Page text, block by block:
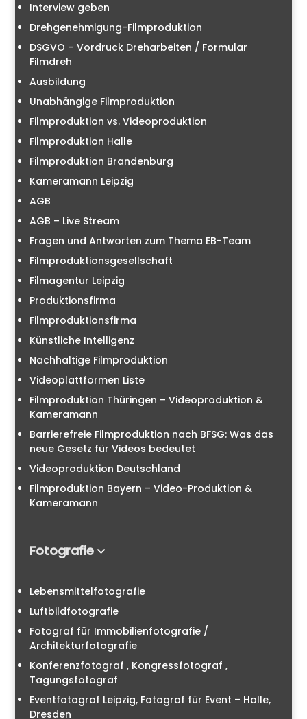
Interview geben
Drehgenehmigung-Filmproduktion
DSGVO – Vordruck Dreharbeiten / Formular
Filmdreh
Ausbildung
Unabhängige Filmproduktion
Filmproduktion vs. Videoproduktion
Filmproduktion Halle
Filmproduktion Brandenburg
Kameramann Leipzig
AGB
AGB – Live Stream
Fragen und Antworten zum Thema EB-Team
Filmproduktionsgesellschaft
Filmagentur Leipzig
Produktionsfirma
Filmproduktionsfirma
Künstliche Intelligenz
Nachhaltige Filmproduktion
Videoplattformen Liste
Filmproduktion Thüringen – Videoproduktion &
Kameramann
Barrierefreie Filmproduktion nach BFSG: Was das
neue Gesetz für Videos bedeutet
Videoproduktion Deutschland
Filmproduktion Bayern – Video-Produktion &
Kameramann
Fotografie
Lebensmittelfotografie
Luftbildfotografie
Fotograf für Immobilienfotografie /
Architekturfotografie
Konferenzfotograf , Kongressfotograf ,
Tagungsfotograf
Eventfotograf Leipzig, Fotograf für Event – Halle,
Dresden